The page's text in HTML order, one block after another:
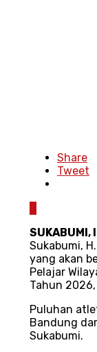
Share
Tweet
SUKABUMI,
Sukabumi,
yang akan
Pelajar
Tahun
Puluhan
Bandung
Sukabumi.